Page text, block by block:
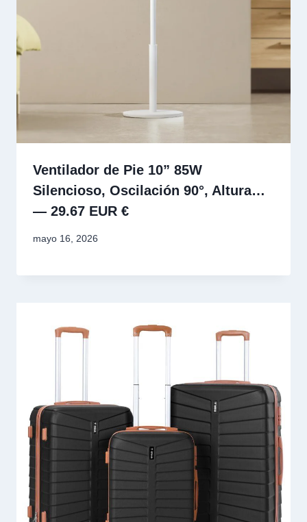
Ventilador de Pie 10” 85W
Silencioso, Oscilación 90°, Altura…
— 29.67 EUR €
mayo 16, 2026